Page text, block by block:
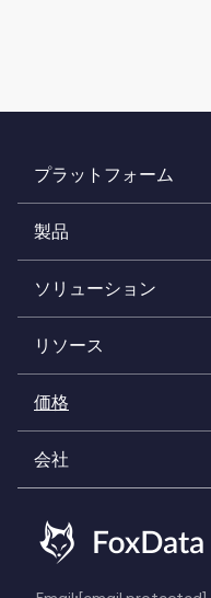
プラットフォーム
製品
ソリューション
リソース
価格
会社